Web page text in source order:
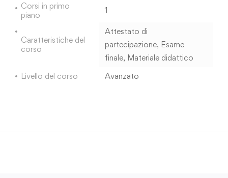
Corsi in primo
piano
1
Caratteristiche del
corso
Attestato di
partecipazione, Esame
finale, Materiale didattico
Livello del corso
Avanzato